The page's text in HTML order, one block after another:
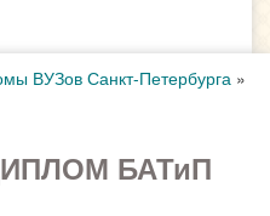
ВУЗов Санкт-Петербурга »
БАТиП